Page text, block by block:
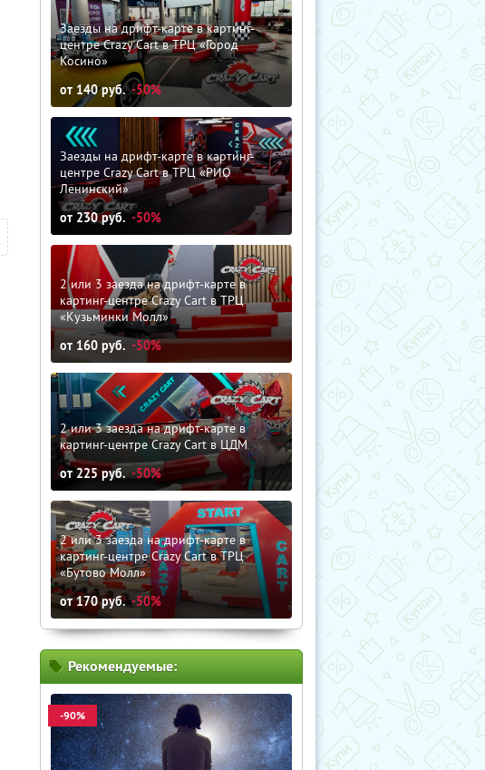
Заезды на дрифт-карте в картинг-
центре Crazy Cart в ТРЦ «Город
Косино»
от 140руб. -50%
Заезды на дрифт-карте в картинг-
центре Crazy Cart в ТРЦ «РИО
Ленинский»
от 230руб. -50%
2 или 3 заезда на дрифт-карте в
картинг-центре Crazy Cart в ТРЦ
«Кузьминки Молл»
от 160 руб. -50%
2 или 3 заезда на дрифт-карте в
картинг-центре Crazy Cart в ЦДМ
от225руб. -50%
2 или 3 заезда на дрифт-карте в
картинг-центре Crazy Cart в ТРЦ
«Бутово Молл»
от170руб. -50%
Рекомендуемые:
-90%